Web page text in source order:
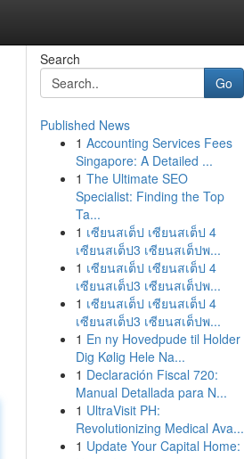
Search
Go
Published News
1 Accounting Services Fees
Singapore: A Detailed ...
1 The Ultimate SEO
Specialist: Finding the Top
Ta...
1 เซียนสเต็ป เซียนสเต็ป 4
เซียนสเต็ป3 เซียนสเต็ปพ...
1 เซียนสเต็ป เซียนสเต็ป 4
เซียนสเต็ป3 เซียนสเต็ปพ...
1 เซียนสเต็ป เซียนสเต็ป 4
เซียนสเต็ป3 เซียนสเต็ปพ...
1 En ny Hovedpude til Holder
Dig Kølig Hele Na...
1 Declaración Fiscal 720:
Manual Detallada para N...
1 UltraVisit PH:
Revolutionizing Medical Ava...
1 Update Your Capital Home: